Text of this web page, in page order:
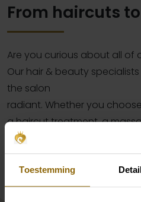
Toestemming
From haircuts
Are you curious about all of
Our hair & beauty
the salon
radiant. Whether you choose
a haircut treatment, a
manicure. Glam it up!